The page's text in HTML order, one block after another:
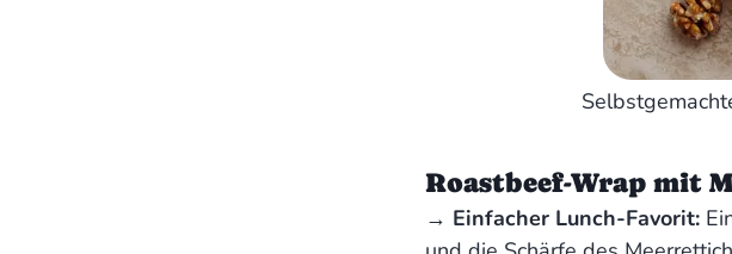
Roastbeef-Wrap mit
‍→ Einfacher Lunch-Favorit: